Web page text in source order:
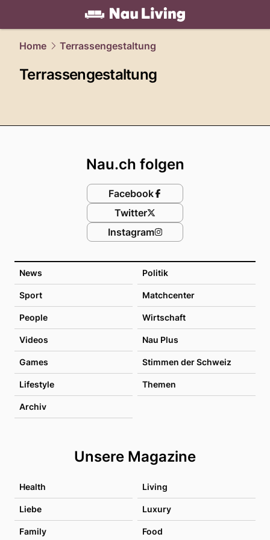
living.NAU.ch
Home Terrassengestaltung
Terrassengestaltung
News Politik
Sport Matchcenter
People Wirtschaft
Videos Nau Plus
Games Stimmen der Schweiz
Lifestyle Themen
Archiv
Unsere Magazine
Health Living
Liebe Luxury
Family Food
Nau.ch folgen
Facebook
Twitter
Instagram